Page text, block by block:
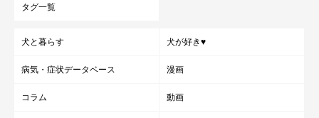
タグ一覧
犬と暮らす 犬が好き♥
病気・症状データベース 漫画
コラム 動画